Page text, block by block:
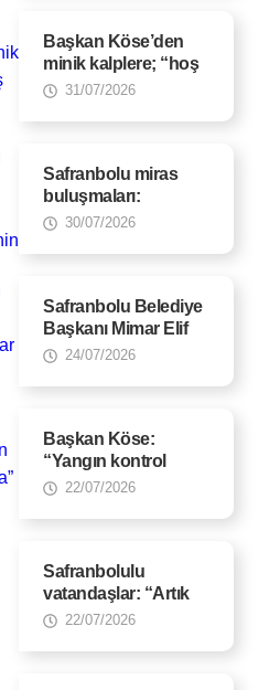
Başkan Köse’den
minik kalplere; “hoş
geldin”
31/07/2026
Safranbolu miras
buluşmaları:
“Tabakhane’nin dili
30/07/2026
Safranbolu Belediye
Başkanı Mimar Elif
Köse'nin, 24 Temmuz
24/07/2026
Başkan Köse:
“Yangın kontrol
altında”
22/07/2026
Safranbolulu
vatandaşlar: “Artık
misafirlerimize
22/07/2026